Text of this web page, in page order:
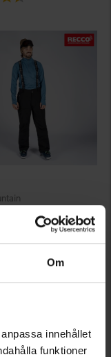
Om
innehållet
funktioner
Alperna 3L